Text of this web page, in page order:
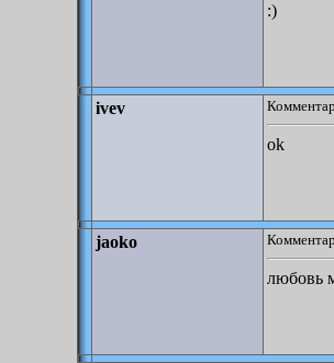
:)
ivev
ok
jaoko
любовь